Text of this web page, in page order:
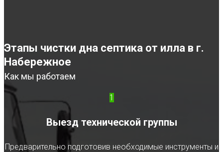
Этапы чистки дна септика от илла в г.
Набережное
Как мы работаем
1
Выезд технической группы
Предварительно подготовив необходимые инструменты и